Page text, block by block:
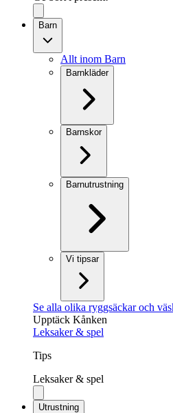
Barn
Allt inom Barn
Barnkläder
Barnskor
Barnutrustning
Vi tipsar
Se alla olika ryggsäckar och
Upptäck Kånken
Leksaker & spel
Tips
Leksaker & spel
Utrustning